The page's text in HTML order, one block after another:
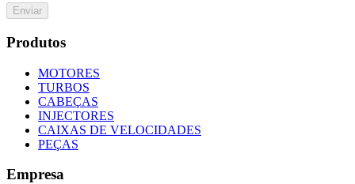
Enviar
Produtos
MOTORES
TURBOS
CABEÇAS
INJECTORES
CAIXAS DE VELOCIDADES
PEÇAS
Empresa